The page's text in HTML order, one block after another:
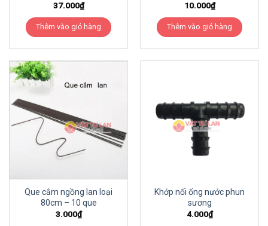
37.000₫
Thêm vào giỏ hàng
10.000₫
Thêm vào giỏ hàng
Que cắm ngồng lan loại
80cm – 10 que
3.000₫
Khớp nối ống nước phun
sương
4.000₫